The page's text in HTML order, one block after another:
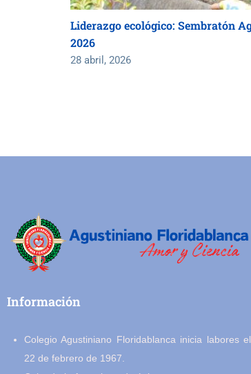
Liderazgo ecológico: Sembratón
2026
28 abril, 2026
Información
Colegio Agustiniano Floridablanca inicia labores el
22 de febrero de 1967.